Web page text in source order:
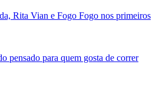
Rita Vian e Fogo Fogo nos primeiros
pensado para quem gosta de correr